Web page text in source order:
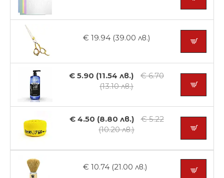
€ 19.94 (39.00 лв.)
€ 5.90 (11.54 лв.)
€ 6.70
(13.10 лв.)
€ 4.50 (8.80 лв.)
€ 5.22
(10.20 лв.)
€ 10.74 (21.00 лв.)